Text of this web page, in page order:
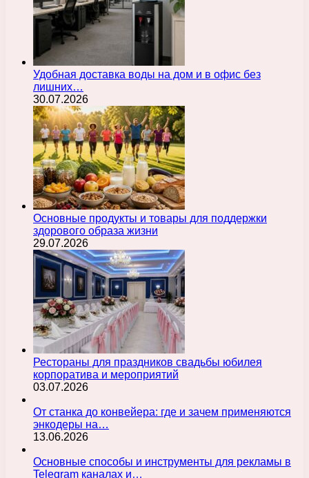
Удобная доставка воды на дом и в офис без
лишних…
30.07.2026
Основные продукты и товары для поддержки
здорового образа жизни
29.07.2026
Рестораны для праздников свадьбы юбилея
корпоратива и мероприятий
03.07.2026
От станка до конвейера: где и зачем применяются
энкодеры на…
13.06.2026
Основные способы и инструменты для рекламы в
Telegram каналах и…